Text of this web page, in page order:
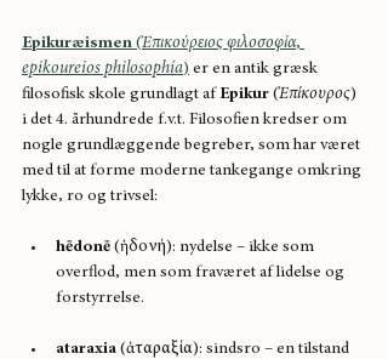
Epikuræismen (Ἐπικούρειος φιλοσοφία,
epikoureios philosophía) er en antik græsk
filosofisk skole grundlagt af Epikur (Ἐπίκουρος)
i det 4. århundrede f.v.t. Filosofien kredser om
nogle grundlæggende begreber, som har været
med til at forme moderne tankegange omkring
lykke, ro og trivsel:
hēdonē (ἡδονή): nydelse – ikke som
overflod, men som fraværet af lidelse og
forstyrrelse.
ataraxia (ἀταραξία): sindsro – en tilstand